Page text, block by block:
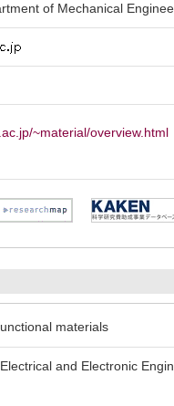
of Mechanical
~material/overview.html
materials
and Electronic